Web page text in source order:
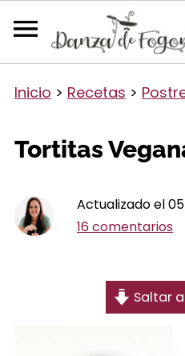
Inicio > Recetas >
Tortitas
Actualizado el
16 comentarios
Saltar